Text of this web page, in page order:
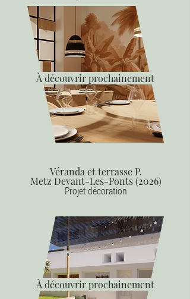
À découvrir prochainement
Véranda et terrasse P.
Metz Devant-Les-Ponts(2026)
Projet décoration
À découvrir prochainement